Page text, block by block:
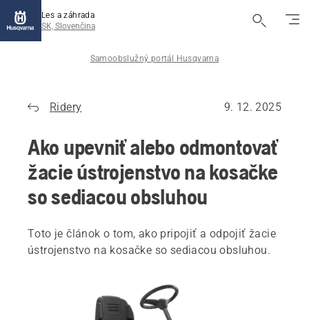
Les a záhrada
SK, Slovenčina
Samoobslužný portál Husqvarna
Ridery 9. 12. 2025
Ako upevniť alebo odmontovať
žacie ústrojenstvo na kosačke
so sediacou obsluhou
Toto je článok o tom, ako pripojiť a odpojiť žacie
ústrojenstvo na kosačke so sediacou obsluhou.